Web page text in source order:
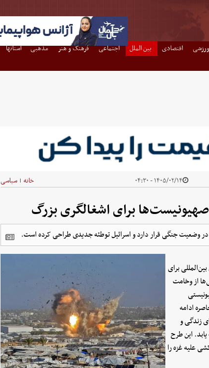
ورزشی اقتصادی بین الملل اجتماعی فرهنگ و هنر مذهبی استانها
۱۴۰۵/۰۲/۱۴ - ۰۴:۳۰ خانه | سیاسی
برای اشغالگری بزرگ
وضعیت جنگی قرار دارد و اسرائیل توطئه جدیدی طراحی کرده است.
برای
از وخامت
ادامه
زندگی و
این طرح
علیه غزه را